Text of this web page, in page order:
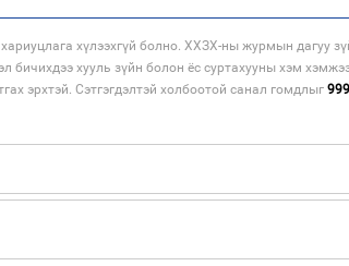
хүлээхгүй болно. ХХЗХ-ны журмын дагуу
бичихдээ хууль зүйн болон ёс суртахууны хэм
эрхтэй. Сэтгэгдэлтэй холбоотой санал гомдлыг